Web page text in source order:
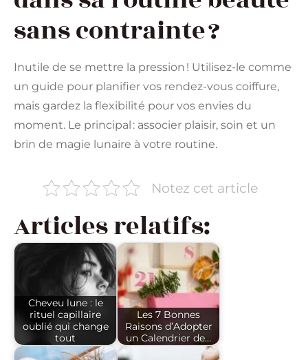
sans contrainte ?
Inutile de se mettre la pression ! Utilisez-le comme
un guide pour planifier vos rendez-vous coiffure,
mais gardez la flexibilité pour vos envies du
moment. Le principal : associer plaisir, soin et un
brin de magie lunaire à votre routine.
Notez cet article
Articles relatifs:
Cheveu lune : le
rituel capillaire
oublié qui change
tout
Les 7 Bonnes
Raisons d’Adopter
un Calendrier de…